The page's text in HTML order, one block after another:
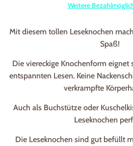
Weitere
Mit diesem tollen Leseknochen
Spaß!
Die viereckige Knochenform eignet
entspannten Lesen. Keine
verkrampfte
Auch als Buchstütze oder
Leseknochen
Die Leseknochen sind gut befüllt